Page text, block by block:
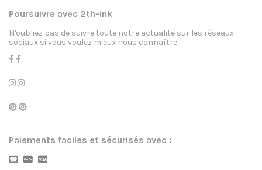
Poursuivre avec 2th-ink
N'oubliez pas de suivre toute notre actualité sur les réseaux
sociaux si vous voulez mieux nous connaître.
Paiements faciles et sécurisés avec :